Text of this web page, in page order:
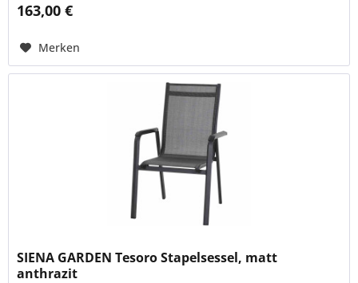
163,00 €
Merken
SIENA GARDEN Tesoro Stapelsessel, matt
anthrazit